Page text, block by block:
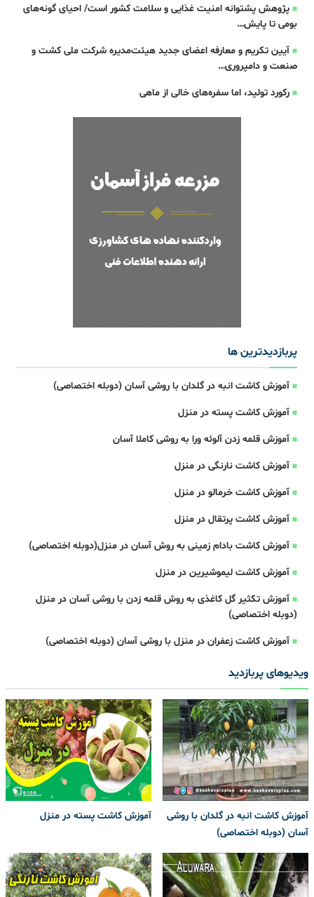
پژوهش پشتوانه امنیت غذایی و سلامت کشور است/ احیای گونه‌های
بومی تا پایش…
آیین تکریم و معارفه اعضای جدید هیئت‌مدیره شرکت ملی کشت و
صنعت و دامپروری…
رکورد تولید، اما سفره‌های خالی از ماهی
پربازدیدترین ها
آموزش کاشت انبه در گلدان با روشی آسان (دوبله اختصاصی)
آموزش کاشت پسته در منزل
آموزش قلمه زدن آلوئه ورا به روشی کاملا آسان
آموزش کاشت نارنگی در منزل
آموزش کاشت خرمالو در منزل
آموزش کاشت پرتقال در منزل
آموزش کاشت بادام زمینی به روش آسان در منزل(دوبله اختصاصی)
آموزش کاشت لیموشیرین در منزل
آموزش تکثیر گل کاغذی به روش قلمه زدن با روشی آسان در منزل
(دوبله اختصاصی)
آموزش کاشت زعفران در منزل با روشی آسان (دوبله اختصاصی)
ویدیوهای پربازدید
آموزش کاشت انبه در گلدان با روشی
آسان (دوبله اختصاصی)
آموزش کاشت پسته در منزل